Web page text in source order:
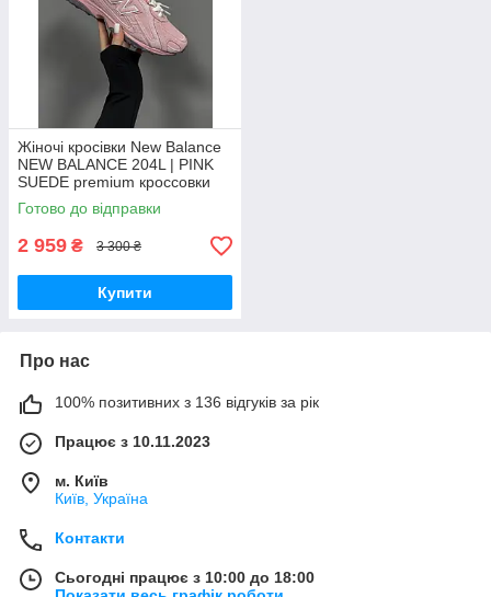
Жіночі кросівки New Balance
NEW BALANCE 204L | PINK
SUEDE premium кроссовки
New Balance
Готово до відправки
2 959 ₴ 3 300 ₴
Купити
Про нас
100% позитивних з 136 відгуків за рік
Працює з 10.11.2023
м. Київ
Київ, Україна
Контакти
Сьогодні працює з 10:00 до 18:00